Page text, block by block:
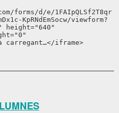
forms/d/e/1FAIpQLSf2T8qr
KpRNdEmSocw/viewform?
height="640"
carregant…</iframe>